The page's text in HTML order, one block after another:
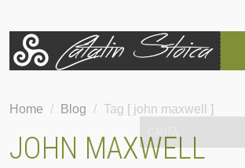
Home / Blog / Tag [ john maxwell ]
JOHN MAXWELL